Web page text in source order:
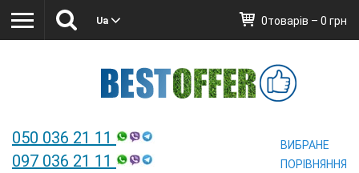
Ua
050 036 21 11
097 036 21 11
0товарів – 0 грн
ВИБРАНЕ
ПОРІВНЯННЯ